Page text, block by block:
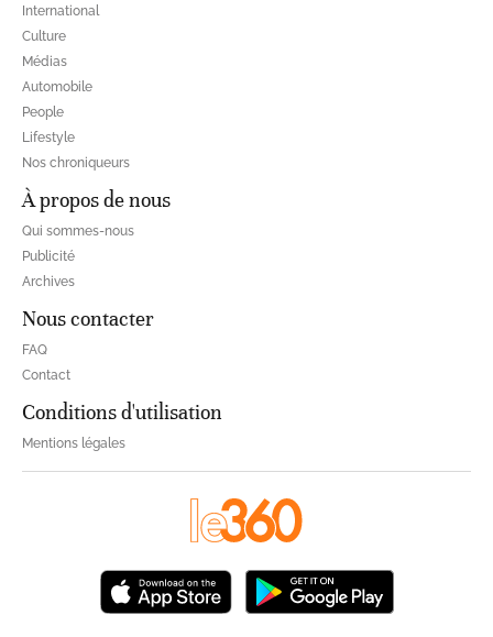
International
Culture
Médias
Automobile
People
Lifestyle
Nos chroniqueurs
À propos de nous
Qui sommes-nous
Publicité
Archives
Nous contacter
FAQ
Contact
Conditions d'utilisation
Mentions légales